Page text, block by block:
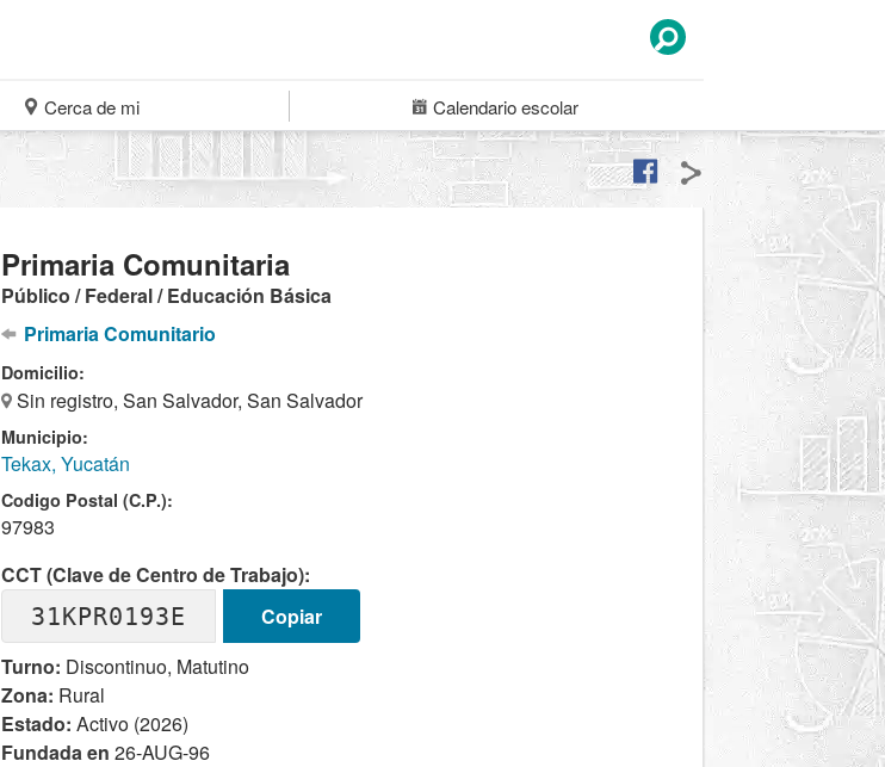
Cerca de mi Calendarioescolar
Primaria Comunitaria
Público / Federal / Educación Básica
Primaria Comunitario
Domicilio:
Sin registro, San Salvador, San Salvador
Municipio:
Tekax, Yucatán
Codigo Postal (C.P.):
97983
CCT (Clave de Centro de Trabajo):
31KPR0193E
Copiar
Turno: Discontinuo, Matutino
Zona: Rural
Estado: Activo (2026)
Fundada en26-AUG-96